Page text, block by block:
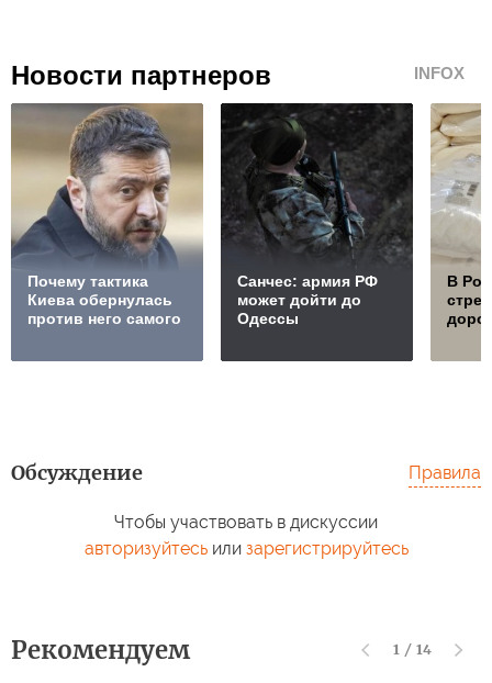
Новости партнеров INFOX
Почему тактика
Киева обернулась
против него самого
Санчес: армия РФ
может дойти до
Одессы
В
Обсуждение Правила
Чтобы участвовать в дискуссии
авторизуйтесьили зарегистрируйтесь
Рекомендуем 1 / 14